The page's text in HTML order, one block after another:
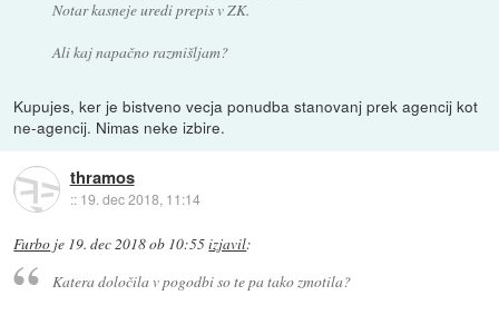
Notar kasneje uredi prepis v ZK.
Ali kaj napačno razmišljam?
Kupujes, ker je bistveno vecja ponudba stanovanj prek agencij kot
ne-agencij. Nimas neke izbire.
thramos
:: 19. dec 2018, 11:14
Furbo je 19. dec 2018 ob 10:55izjavil:
Katera določila v pogodbi so te pa tako zmotila?